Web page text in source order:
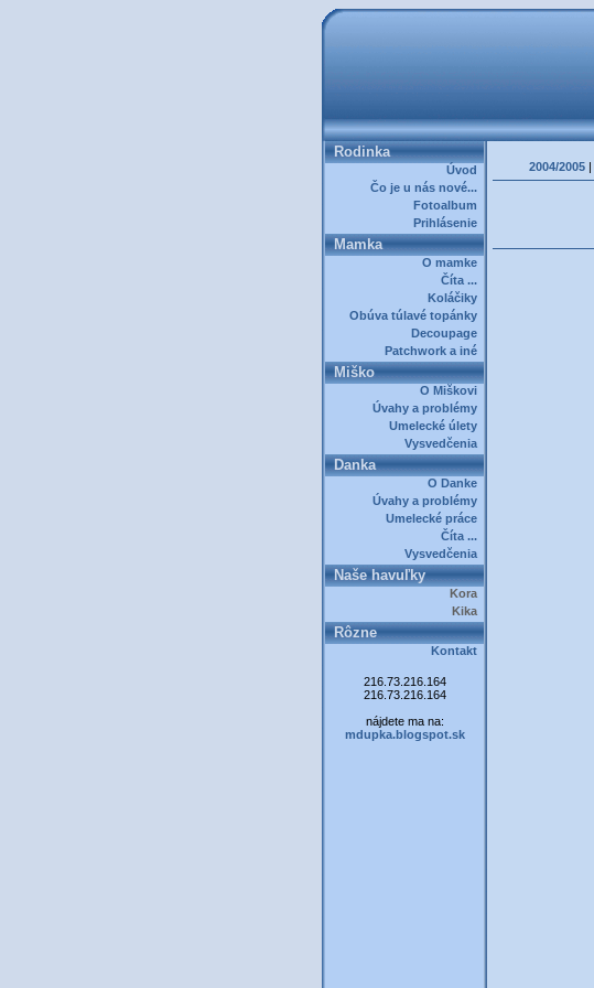
Rodinka
Úvod
Čo je u nás nové...
Fotoalbum
Prihlásenie
Mamka
O mamke
Číta ...
Koláčiky
Obúva túlavé topánky
Decoupage
Patchwork a iné
Miško
O Miškovi
Úvahy a problémy
Umelecké úlety
Vysvedčenia
Danka
O Danke
Úvahy a problémy
Umelecké práce
Číta ...
Vysvedčenia
Naše havuľky
Kora
Kika
Rôzne
Kontakt
216.73.216.164
216.73.216.164
nájdete ma na:
mdupka.blogspot.sk
2004/2005 |